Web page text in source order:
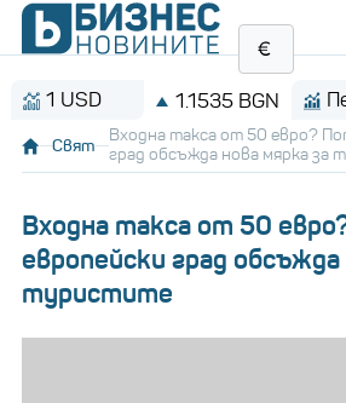
1.1535 BGN Петрол
Свят
Входна такса от 50 евро?
град обсъжда нова мярка за
Входна такса от 50
европейски град
туристите